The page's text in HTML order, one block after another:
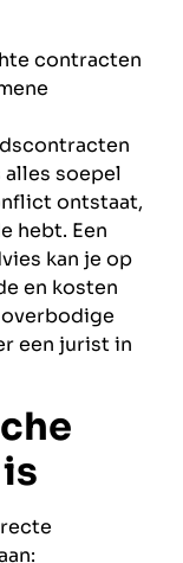
contracten
soepel
ontstaat,
hebt. Een
kan je op
en kosten
overbodige
een jurist in